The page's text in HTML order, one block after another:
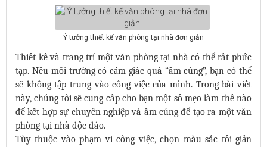
Ý tưởng thiết kế văn phòng tại nhà đơn giản
Thiết kế và trang trí một văn phòng tại nhà có thể rất phức
tạp. Nếu môi trường có cảm giác quá “ấm cúng”, bạn có thể
sẽ không tập trung vào công việc của mình. Trong bài viết
này, chúng tôi sẽ cung cấp cho bạn một số mẹo làm thế nào
để kết hợp sự chuyên nghiệp và ấm cúng để tạo ra một văn
phòng tại nhà độc đáo.
Tùy thuộc vào phạm vi công việc, chọn màu sắc tối giản